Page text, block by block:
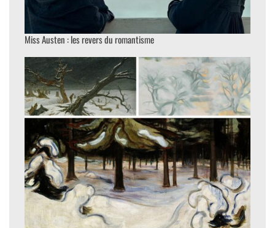
Miss Austen : les revers du romantisme